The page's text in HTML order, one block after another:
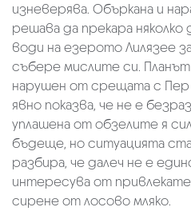
изневерява. Объркана и
решава да прекара
води на езерото Лилязее
събере мислите си. Планът
нарушен от срещата с
явно показва, че не е
уплашена от обзелите я
бъдеще, но ситуацията
разбира, че далеч не е
интересува от
сирене от лосово мляко.